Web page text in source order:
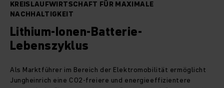
KREISLAUFWIRTSCHAFT FÜR MAXIMALE
NACHHALTIGKEIT
Lithium-Ionen-Batterie-
Lebenszyklus
Als Marktführer im Bereich der Elektromobilität ermöglicht
Jungheinrich eine CO2-freiere und energieeffizientere